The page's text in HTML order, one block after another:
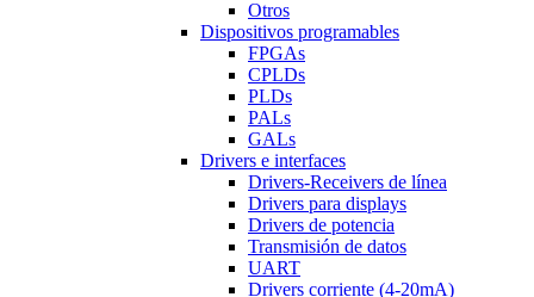
Otros
Dispositivos programables
FPGAs
CPLDs
PLDs
PALs
GALs
Drivers e interfaces
Drivers-Receivers de línea
Drivers para displays
Drivers de potencia
Transmisión de datos
UART
Drivers corriente (4-20mA)